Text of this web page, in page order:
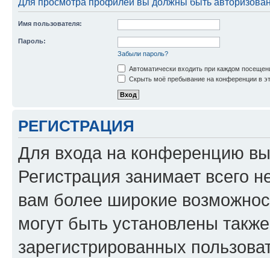
Имя пользователя:
Пароль:
Забыли пароль?
Автоматически входить при каждом
Скрыть моё пребывание на конференции в
РЕГИСТРАЦИЯ
Для входа на конференцию
Регистрация занимает всего
вам более широкие
могут быть установлены
зарегистрированных